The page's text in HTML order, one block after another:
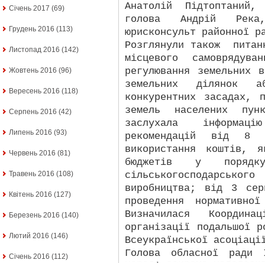
Січень 2017 (69)
Грудень 2016 (113)
Листопад 2016 (142)
Жовтень 2016 (96)
Вересень 2016 (118)
Серпень 2016 (42)
Липень 2016 (93)
Червень 2016 (81)
Травень 2016 (108)
Квітень 2016 (127)
Березень 2016 (140)
Лютий 2016 (146)
Січень 2016 (112)
Анатолій Підтоптаний,
голова Андрій
юрисконсульт районної
Розглянули також
місцевого
регулювання земельних
земельних
конкурентних засадах,
земель населених
заслухала
рекомендацій від 8
використання коштів,
бюджетів у
виробництва; від 3
проведення
Визначилася
організації подальшої
Всеукраїнської
Голова обласної